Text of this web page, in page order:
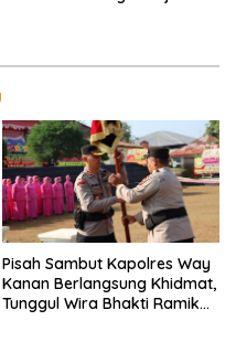
Pisah Sambut Kapolres Way
Kanan Berlangsung Khidmat,
Tunggul Wira Bhakti Ramik